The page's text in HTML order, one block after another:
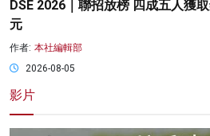
DSE 2026｜聯招放榜 四成五人獲
元
作者: 本社編輯部
2026-08-05
影片